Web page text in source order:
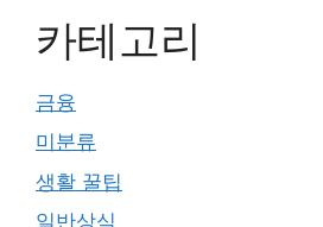
카테고리
금융
미분류
생활 꿀팁
일반상식